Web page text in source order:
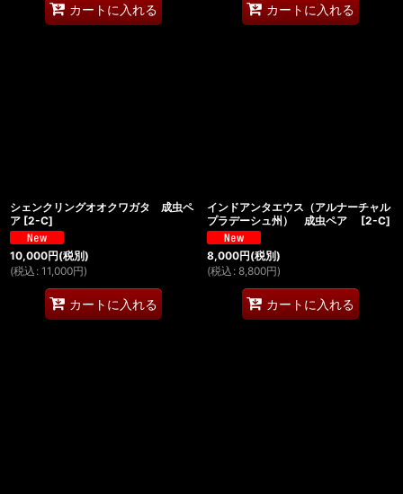
カートに入れる カートに入れる
シェンクリングオオクワガタ 成虫ペ
ア [2-C]
10,000円(税別)
(税込 : 11,000円)
カートに入れる
インドアンタエウス（アルナーチャル
プラデーシュ州） 成虫ペア
[2-C]
8,000円(税別)
(税込 : 8,800円)
カートに入れる